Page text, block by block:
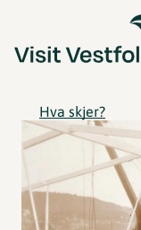
Hva skjer?